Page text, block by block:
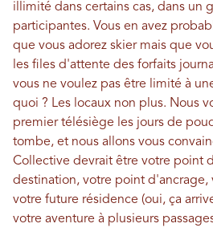
illimité dans certains cas, dans un
participantes. Vous en avez
que vous adorez skier mais que
les files d'attente des forfaits
vous ne voulez pas être limité à
quoi ? Les locaux non plus. Nous
premier télésiège les jours de
tombe, et nous allons vous
Collective devrait être votre point
destination, votre point d'ancrage,
votre future résidence (oui, ça
votre aventure à plusieurs